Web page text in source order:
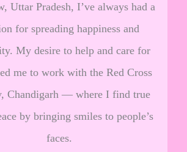
Uttar Pradesh, I’ve always had a
for spreading happiness and
My desire to help and care for
me to work with the Red Cross
Chandigarh — where I find true
by bringing smiles to people’s
faces.